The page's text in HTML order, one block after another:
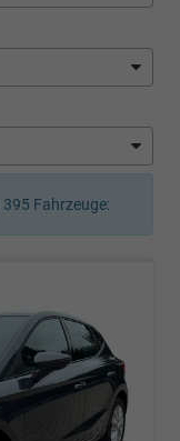
395 Fahrzeuge: